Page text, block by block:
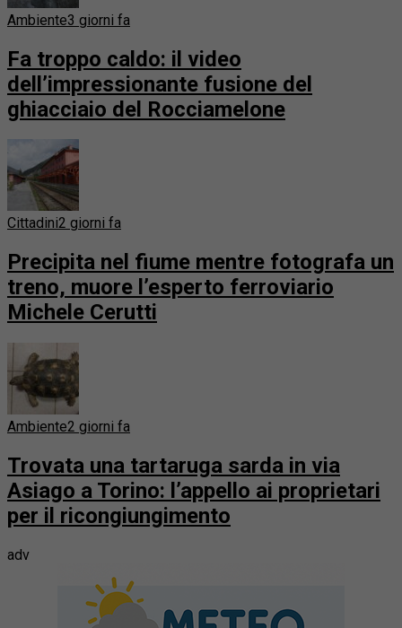
Ambiente3 giorni fa
Fa troppo caldo: il video
dell’impressionante fusione del
ghiacciaio del Rocciamelone
Cittadini2 giorni fa
Precipita nel fiume mentre fotografa un
treno, muore l’esperto ferroviario
Michele Cerutti
Ambiente2 giorni fa
Trovata una tartaruga sarda in via
Asiago a Torino: l’appello ai proprietari
per il ricongiungimento
adv